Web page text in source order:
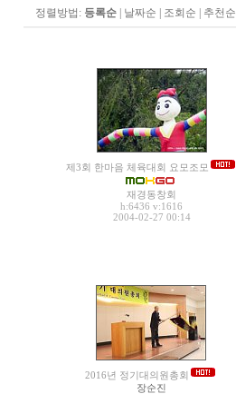
정렬방법: 등록순| 날짜순 조회순 추천순
제3회 한마음 체육대회 요모조모
재경동창회
h:6436 v:1616
2004-02-27 00:14
2016년 정기대의원총회
장순진